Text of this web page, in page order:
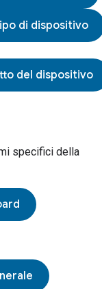
di dispositivo
del dispositivo
specifici della